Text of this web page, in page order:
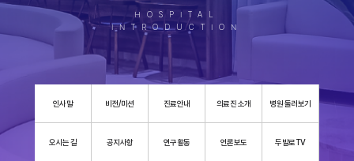
인사말 비전/미션 진료안내 의료진 소개 병원 둘러보기
오시는 길 공지사항 연구활동 언론보도 두발로TV
HOSPITAL
INTRODUCTION